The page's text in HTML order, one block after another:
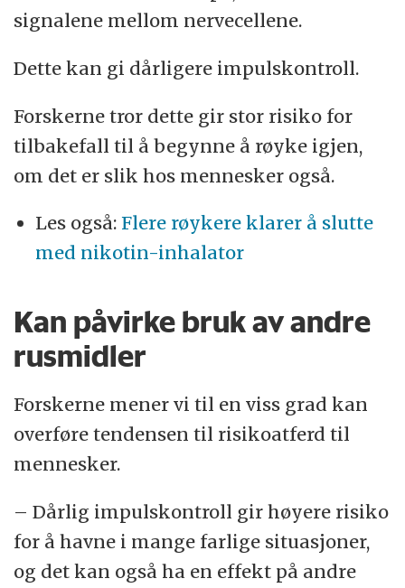
signalene mellom nervecellene.
Dette kan gi dårligere impulskontroll.
Forskerne tror dette gir stor risiko for
tilbakefall til å begynne å røyke igjen,
om det er slik hos mennesker også.
Les også:Flere røykere klarer å slutte
med nikotin-inhalator
Kan påvirke bruk av andre
rusmidler
Forskerne mener vi til en viss grad kan
overføre tendensen til risikoatferd til
mennesker.
– Dårlig impulskontroll gir høyere risiko
for å havne i mange farlige situasjoner,
og det kan også ha en effekt på andre